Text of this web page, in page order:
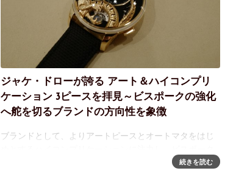
ジャケ・ドローが誇る アート＆ハイコンプリ
ケーション 3ピースを拝見～ビスポークの強化
へ舵を切るブランドの方向性を象徴
ブランドとして、よりアートピースとオートマタをはじ
の方向性に舵を切ったジャケ・ドロー。そのことを象徴
続きを読む